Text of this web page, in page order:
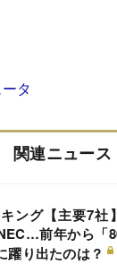
タ
関連ニュース
ング【主要7社
前年から「
躍り出たのは？